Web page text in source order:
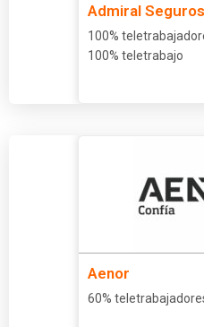
Admiral Seguros
100%
100% teletrabajo
Aenor
60%